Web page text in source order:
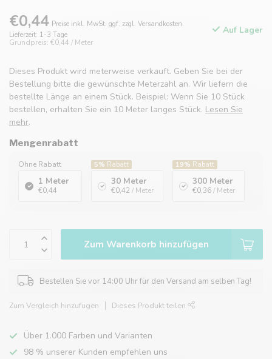
€0,44 Preise inkl. MwSt. ggf. zzgl. Versandkosten.
Lieferzeit: 1-3 Tage
Grundpreis: €0,44 / Meter
Auf Lager
Dieses Produkt wird meterweise verkauft. Geben Sie bei der
Bestellung bitte die gewünschte Meterzahl an. Wir liefern die
bestellte Länge an einem Stück. Beispiel: Wenn Sie 10 Stück
bestellen, erhalten Sie ein 10 Meter langes Stück. Lesen Sie
mehr.
Mengenrabatt
Ohne Rabatt
1 Meter
€0,44
5% Rabatt
30 Meter
€0,42 / Meter
19% Rabatt
300 Meter
€0,36/ Meter
Zum Warenkorb hinzufügen
Bestellen Sie vor 14:00 Uhr für den Versand am selben Tag!
Zum Vergleich hinzufügen Dieses Produkt teilen
Über 1.000 Farben und Varianten
98 % unserer Kunden empfehlen uns